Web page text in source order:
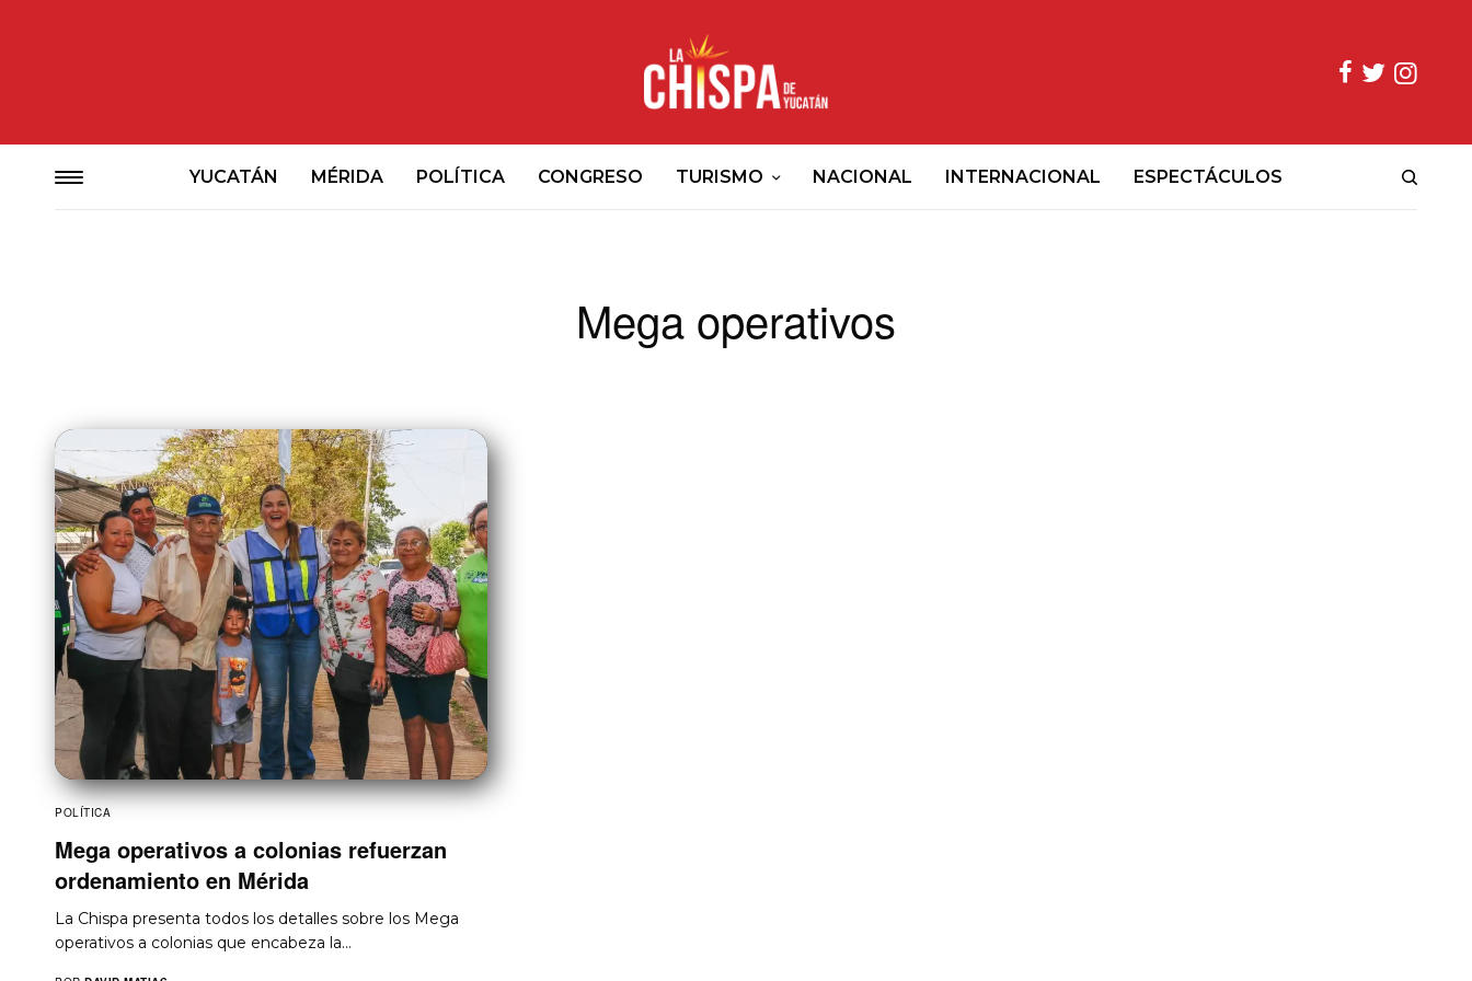
YUCATÁN MÉRIDA POLÍTICA CONGRESO TURISMO NACIONAL INTERNACIONAL ESPECTÁCULOS
Mega operativos
POLÍTICA
Mega operativos a colonias refuerzan
ordenamiento en Mérida
La Chispa presenta todos los detalles sobre los Mega
operativos a colonias que encabeza la…